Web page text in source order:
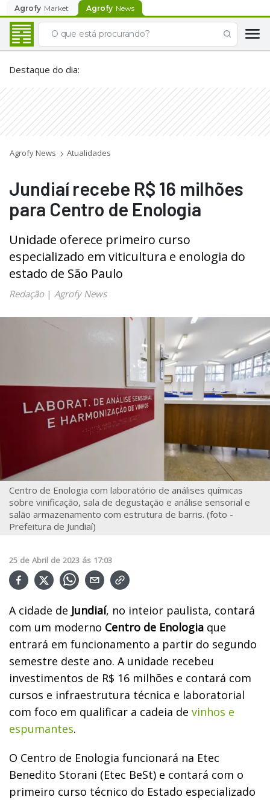
Agrofy Market Agrofy News
Destaque do dia:
Agrofy News Atualidades
Jundiaí recebe R$ 16 milhões
para Centro de Enologia
Unidade oferece primeiro curso
especializado em viticultura e enologia do
estado de São Paulo
Redação| Agrofy News
Centro de Enologia com laboratório de análises químicas
sobre vinificação, sala de degustação e análise sensorial e
salão armazenamento com estrutura de barris. (foto -
Prefeitura de Jundiaí)
25 de Abril de 2023 ás 17:03
A cidade de Jundiaí, no inteior paulista, contará
com um moderno Centro de Enologia que
entrará em funcionamento a partir do segundo
semestre deste ano. A unidade recebeu
investimentos de R$ 16 milhões e contará com
cursos e infraestrutura técnica e laboratorial
com foco em qualificar a cadeia de vinhos e
espumantes.
O Centro de Enologia funcionará na Etec
Benedito Storani (Etec BeSt) e contará com o
primeiro curso técnico do Estado especializado